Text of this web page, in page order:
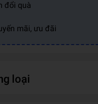
đổi quà
mãi, ưu đãi
loại